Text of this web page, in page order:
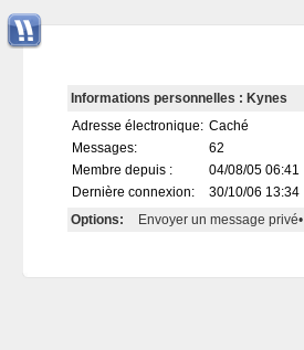
Informations personnelles : Kynes
Adresse électronique: Caché
Messages:
62
Membre depuis :
04/08/05 06:41
Dernière connexion:
30/10/06 13:34
Options:
Envoyer un message privé•